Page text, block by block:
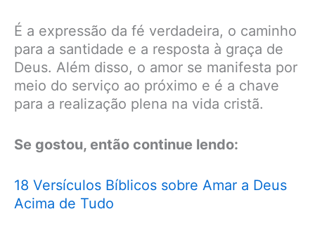
É a expressão da fé verdadeira, o caminho
para a santidade e a resposta à graça de
Deus. Além disso, o amor se manifesta por
meio do serviço ao próximo e é a chave
para a realização plena na vida cristã.
Se gostou, então continue lendo:
18 Versículos Bíblicos sobre Amar a Deus
Acima de Tudo